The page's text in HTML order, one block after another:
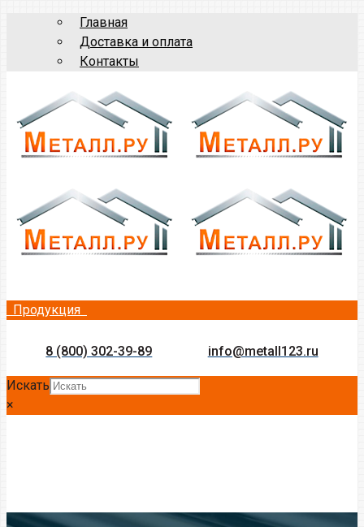
Главная
Доставка и оплата
Контакты
Продукция
8 (800) 302-39-89 info@metall123.ru
Искать
×